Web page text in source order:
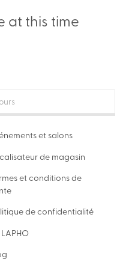
at this time
et salons
de magasin
et conditions de
de confidentialité